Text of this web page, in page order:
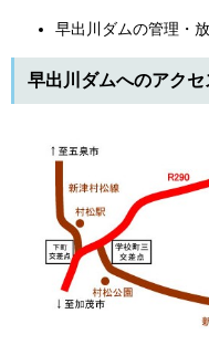
早出川ダムの管理・
早出川ダムへのアクセ